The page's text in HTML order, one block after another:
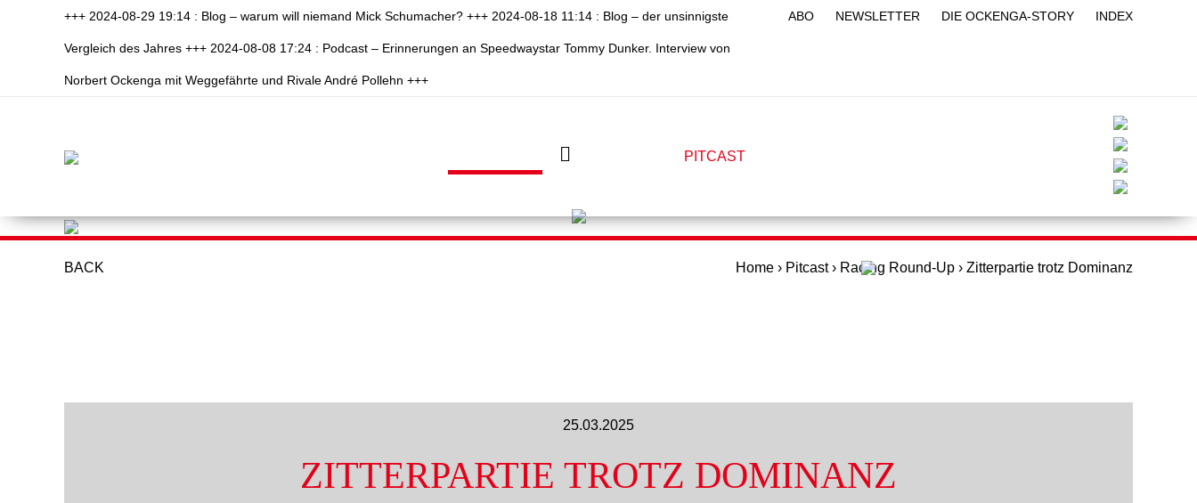
+++ 2024-08-29 19:14 : Blog – warum will niemand Mick Schumacher? +++ 2024-08-18 11:14 : Blog – der unsinnigste
Vergleich des Jahres +++ 2024-08-08 17:24 : Podcast – Erinnerungen an Speedwaystar Tommy Dunker. Interview von
Norbert Ockenga mit Weggefährte und Rivale André Pollehn +++
ABO NEWSLETTER DIE OCKENGA-STORY INDEX
PITCAST
BACK Home › Pitcast› Racing Round-Up › Zitterpartie trotz Dominanz
25.03.2025
ZITTERPARTIE TROTZ DOMINANZ